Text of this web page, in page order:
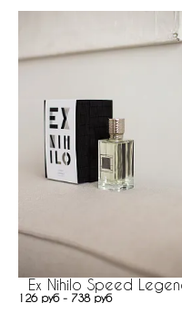
Ex Nihilo Speed
126 руб - 738 руб